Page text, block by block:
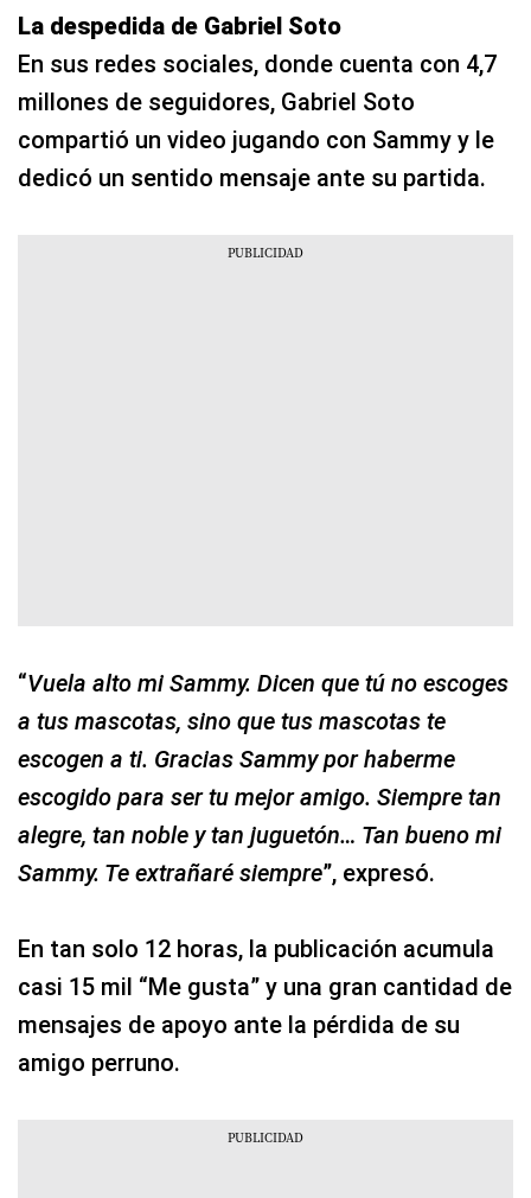
La despedida de Gabriel Soto
En sus redes sociales, donde cuenta con 4,7
millones de seguidores, Gabriel Soto
compartió un video jugando con Sammy y le
dedicó un sentido mensaje ante su partida.
“Vuela alto mi Sammy. Dicen que tú no escoges
a tus mascotas, sino que tus mascotas te
escogen a ti. Gracias Sammy por haberme
escogido para ser tu mejor amigo. Siempre tan
alegre, tan noble y tan juguetón… Tan bueno mi
Sammy. Te extrañaré siempre”, expresó.
En tan solo 12 horas, la publicación acumula
casi 15 mil “Me gusta” y una gran cantidad de
mensajes de apoyo ante la pérdida de su
amigo perruno.